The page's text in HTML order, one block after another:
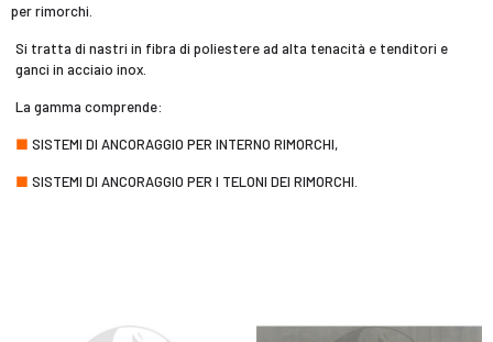
per rimorchi.
Si tratta di nastri in fibra di poliestere ad alta tenacità e tenditori e
ganci in acciaio inox.
La gamma comprende:
■SISTEMI DI ANCORAGGIO PER INTERNO RIMORCHI,
■SISTEMI DI ANCORAGGIO PER I TELONI DEI RIMORCHI.